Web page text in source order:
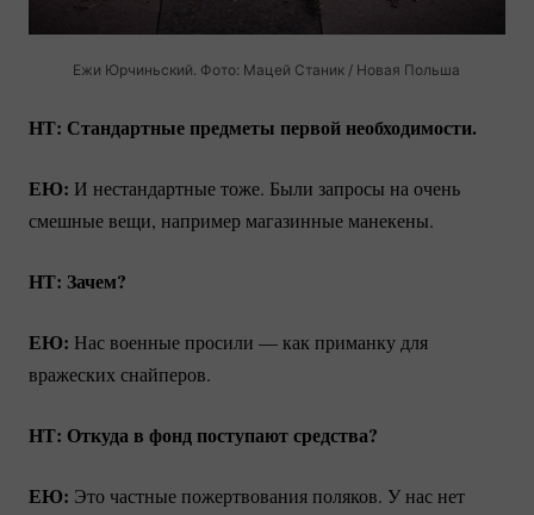
Ежи Юрчиньский. Фото: Мацей Станик / Новая Польша
НТ: Стандартные предметы первой необходимости.
ЕЮ: И нестандартные тоже. Были запросы на очень
смешные вещи, например магазинные манекены.
НТ: Зачем?
ЕЮ: Нас военные просили — как приманку для
вражеских снайперов.
НТ: Откуда в фонд поступают средства?
ЕЮ: Это частные пожертвования поляков. У нас нет